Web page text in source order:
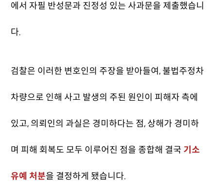
에서 자필 반성문과 진정성 있는 사과문을 제출했습니
다.
검찰은 이러한 변호인의 주장을 받아들여, 불법주정차
차량으로 인해 사고 발생의 주된 원인이 피해자 측에
있고, 의뢰인의 과실은 경미하다는 점, 상해가 경미하
며 피해 회복도 모두 이루어진 점을 종합해 결국 기소
유예 처분을 결정하게 됐습니다.